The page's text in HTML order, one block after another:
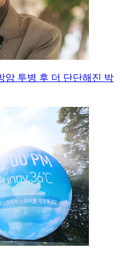
암 투병 후 더 단단해진 박